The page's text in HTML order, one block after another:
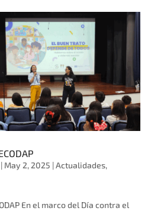
| May 2, 2025 |Actualidades,
En el marco del Día contra el